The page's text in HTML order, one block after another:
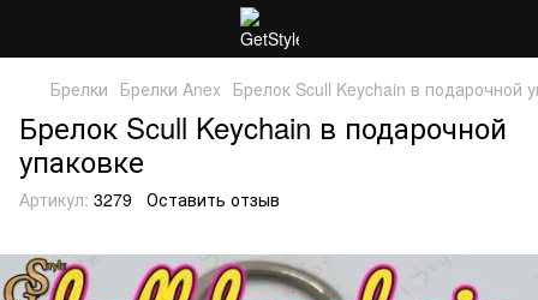
Брелки Брелки Anex Брелок Scull Keychain в подарочной
Брелок Scull Keychain в подарочной
упаковке
Артикул: 3279 Оставить отзыв